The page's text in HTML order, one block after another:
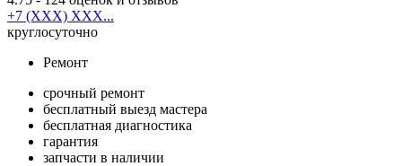
+7 (XXX) XXX...
круглосуточно
Ремонт
срочный ремонт
бесплатный выезд мастера
бесплатная диагностика
гарантия
запчасти в наличии